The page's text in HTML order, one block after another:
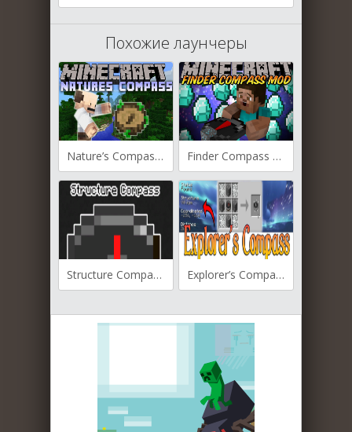
Похожие лаунчеры
Nature’s Compass для Майнкрафт [1.21.5, 1.21.4, 1.21.3] Finder Compass для Майнкрафт [1.20.6, 1.20.4, 1.20.3]
Structure Compass для Майнкрафт [1.20.4, 1.20.2, 1.20.1] Explorer’s Compass для Майнкрафт [1.19.4, 1.19.3, 1.19.2]